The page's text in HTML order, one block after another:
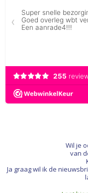
Wil je
van
Ja graag wil ik de